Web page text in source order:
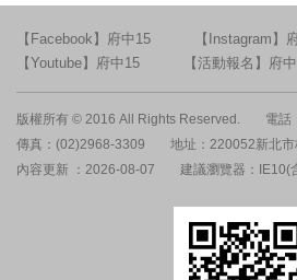
【Facebook】府中15
【Instagram】
【Youtube】府中15
【活動報名】府
版權所有 © 2016 All Rights Reserved.
電話
傳真：(02)2968-3309
地址：220052新北
內容更新 ：2026-08-07
建議瀏覽器：IE10(